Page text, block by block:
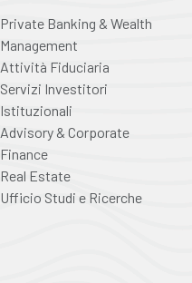
Private Banking & Wealth
Management
Attività Fiduciaria
Servizi Investitori
Istituzionali
Advisory & Corporate
Finance
Real Estate
Ufficio Studi e Ricerche